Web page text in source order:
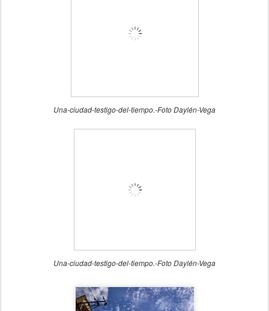
Una-ciudad-testigo-del-tiempo.-Foto Daylén-Vega
Una-ciudad-testigo-del-tiempo.-Foto Daylén-Vega